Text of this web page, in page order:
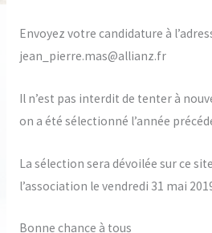
Envoyez votre candidature à
jean_pierre.mas@allianz.fr
Il n’est pas interdit de tenter à
on a été sélectionné l’année
La sélection sera dévoilée sur ce
l’association le vendredi 31 mai
Bonne chance à tous